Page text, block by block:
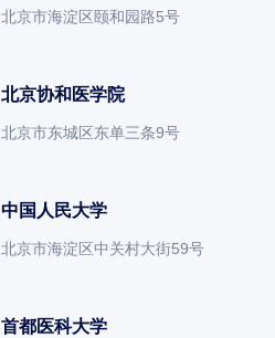
北京市海淀区颐和园路5号
北京协和医学院
北京市东城区东单三条9号
中国人民大学
北京市海淀区中关村大街59号
首都医科大学